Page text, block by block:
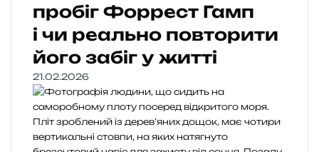
пробіг Форрест Гамп
і чи реально повторити
його забіг у житті
21.02.2026